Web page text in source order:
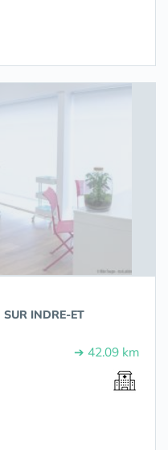
INDRE-ET
➔ 42.09 km